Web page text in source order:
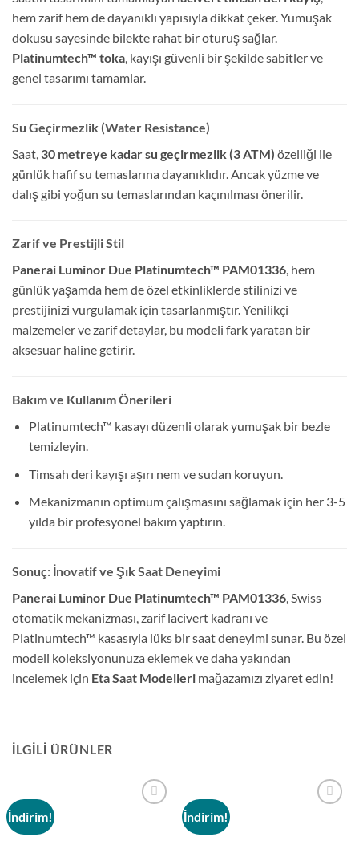
hem zarif hem de dayanıklı yapısıyla dikkat çeker. Yumuşak
dokusu sayesinde bilekte rahat bir oturuş sağlar.
Platinumtech™ toka, kayışı güvenli bir şekilde sabitler ve
genel tasarımı tamamlar.
Su Geçirmezlik (Water Resistance)
Saat, 30 metreye kadar su geçirmezlik (3 ATM) özelliği ile
günlük hafif su temaslarına dayanıklıdır. Ancak yüzme ve
dalış gibi yoğun su temaslarından kaçınılması önerilir.
Zarif ve Prestijli Stil
Panerai Luminor Due Platinumtech™ PAM01336, hem
günlük yaşamda hem de özel etkinliklerde stilinizi ve
prestijinizi vurgulamak için tasarlanmıştır. Yenilikçi
malzemeler ve zarif detaylar, bu modeli fark yaratan bir
aksesuar haline getirir.
Bakım ve Kullanım Önerileri
Platinumtech™ kasayı düzenli olarak yumuşak bir bezle
temizleyin.
Timsah deri kayışı aşırı nem ve sudan koruyun.
Mekanizmanın optimum çalışmasını sağlamak için her 3-5
yılda bir profesyonel bakım yaptırın.
Sonuç: İnovatif ve Şık Saat Deneyimi
Panerai Luminor Due Platinumtech™ PAM01336, Swiss
otomatik mekanizması, zarif lacivert kadranı ve
Platinumtech™ kasasıyla lüks bir saat deneyimi sunar. Bu özel
modeli koleksiyonunuza eklemek ve daha yakından
incelemek için Eta Saat Modelleri mağazamızı ziyaret edin!
İLGILI ÜRÜNLER
İndirim! İndirim!